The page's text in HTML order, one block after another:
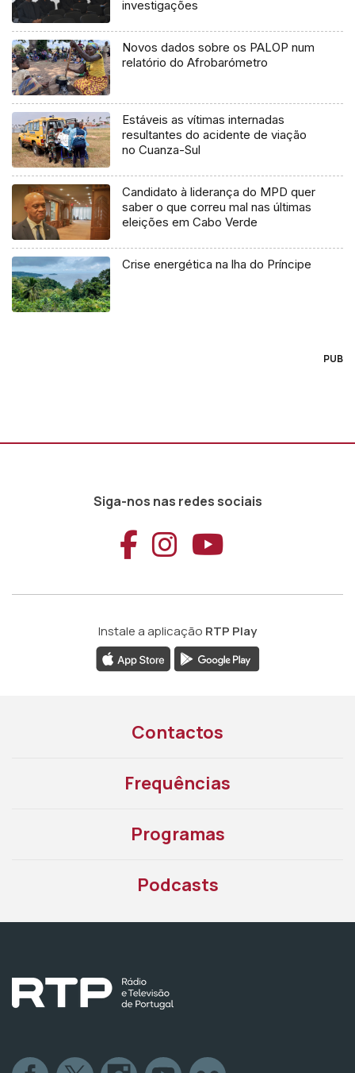
investigações
Novos dados sobre os PALOP num
relatório do Afrobarómetro
Estáveis as vítimas internadas
resultantes do acidente de viação
no Cuanza-Sul
Candidato à liderança do MPD quer
saber o que correu mal nas últimas
eleições em Cabo Verde
Crise energética na lha do Príncipe
PUB
Siga-nos nas redes sociais
Aceder ao
Aceder ao
Aceder
Instale a aplicação RTP Play
Contactos
Frequências
Programas
Podcasts